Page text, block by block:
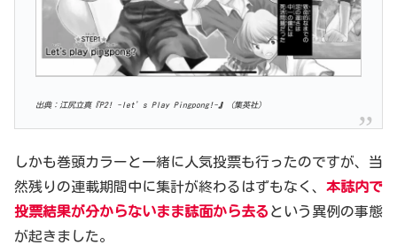
出典：江尻立真『P2! -let’s Play Pingpong!-』 （集英社）
しかも巻頭カラーと一緒に人気投票も行ったのですが、当
然残りの連載期間中に集計が終わるはずもなく、 本誌内で
投票結果が分からないまま誌面から去る という異例の事態
が起きました。